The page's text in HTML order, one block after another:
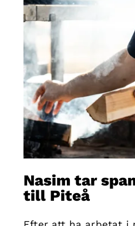
Nasim tar
till Piteå